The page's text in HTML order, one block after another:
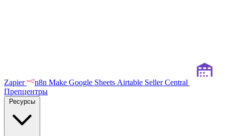
Zapier n8n Make Google Sheets Airtable Seller Central
Препцентры